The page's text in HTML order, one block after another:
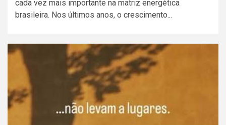
cada vez mais importante na matriz energética
brasileira. Nos últimos anos, o crescimento...